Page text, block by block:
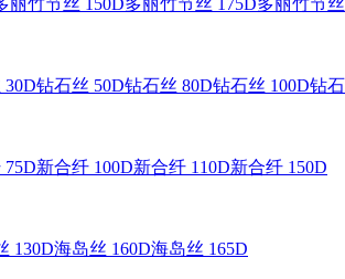
丽竹节丝 150D多丽竹节丝 175D多丽竹节
30D钻石丝 50D钻石丝 80D钻石丝 100D钻
75D新合纤 100D新合纤 110D新合纤 150D
130D海岛丝 160D海岛丝 165D